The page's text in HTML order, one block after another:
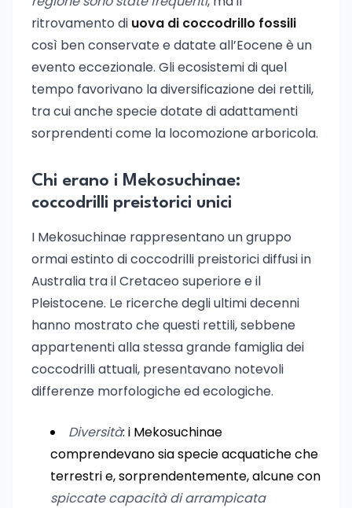
ritrovamento di uova di coccodrillo fossili
così ben conservate e datate all’Eocene è un
evento eccezionale. Gli ecosistemi di quel
tempo favorivano la diversificazione dei rettili,
tra cui anche specie dotate di adattamenti
sorprendenti come la locomozione arboricola.
Chi erano i Mekosuchinae:
coccodrilli preistorici unici
I Mekosuchinae rappresentano un gruppo
ormai estinto di coccodrilli preistorici diffusi in
Australia tra il Cretaceo superiore e il
Pleistocene. Le ricerche degli ultimi decenni
hanno mostrato che questi rettili, sebbene
appartenenti alla stessa grande famiglia dei
coccodrilli attuali, presentavano notevoli
differenze morfologiche ed ecologiche.
Diversità: i Mekosuchinae
comprendevano sia specie acquatiche che
terrestri e, sorprendentemente, alcune con
spiccate capacità di arrampicata